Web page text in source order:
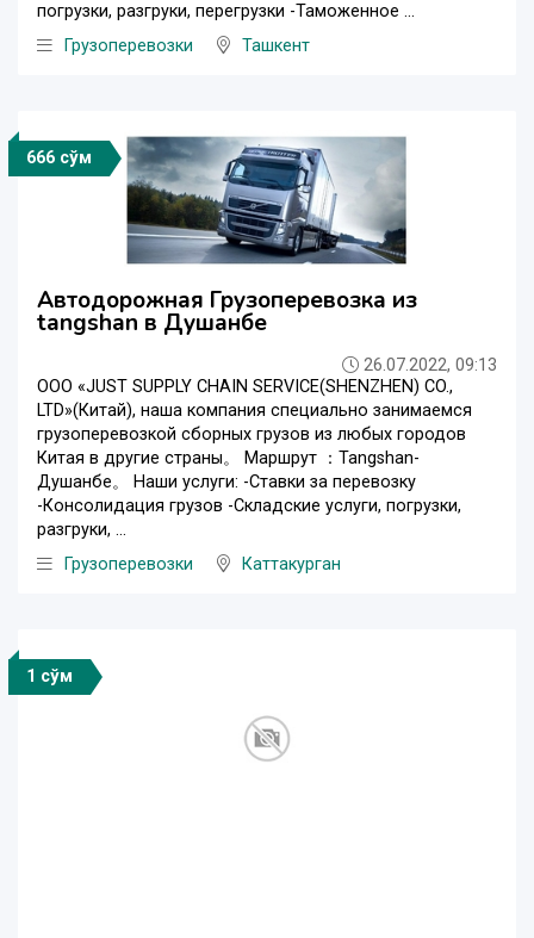
погрузки, разгруки, перегрузки -Таможенное ...
Грузоперевозки
Ташкент
666 сўм
Автодорожная Грузоперевозка из
tangshan в Душанбе
26.07.2022, 09:13
ООО «JUST SUPPLY CHAIN SERVICE(SHENZHEN) CO.,
LTD»(Китай), наша компания специально занимаемся
грузоперевозкой сборных грузов из любых городов
Китая в другие страны。 Маршрут ：Tangshan-
Душанбе。 Наши услуги: -Ставки за перевозку
-Консолидация грузов -Складские услуги, погрузки,
разгруки, ...
Грузоперевозки
Каттакурган
1 сўм